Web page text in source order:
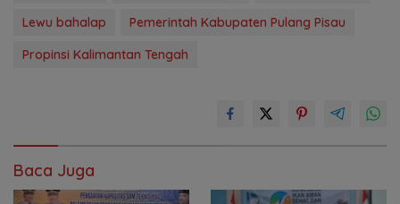
Lewu bahalap
Pemerintah Kabupaten Pulang Pisau
Propinsi Kalimantan Tengah
Baca Juga